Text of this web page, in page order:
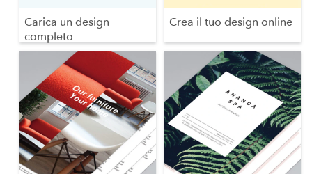
Carica un design
completo
Crea il tuo design online